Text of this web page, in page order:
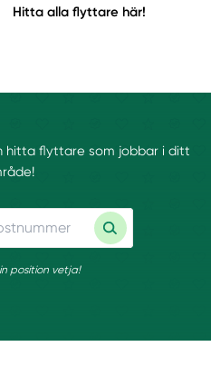
Hitta alla flyttare här!
hitta flyttare som jobbar i ditt
position vetja!